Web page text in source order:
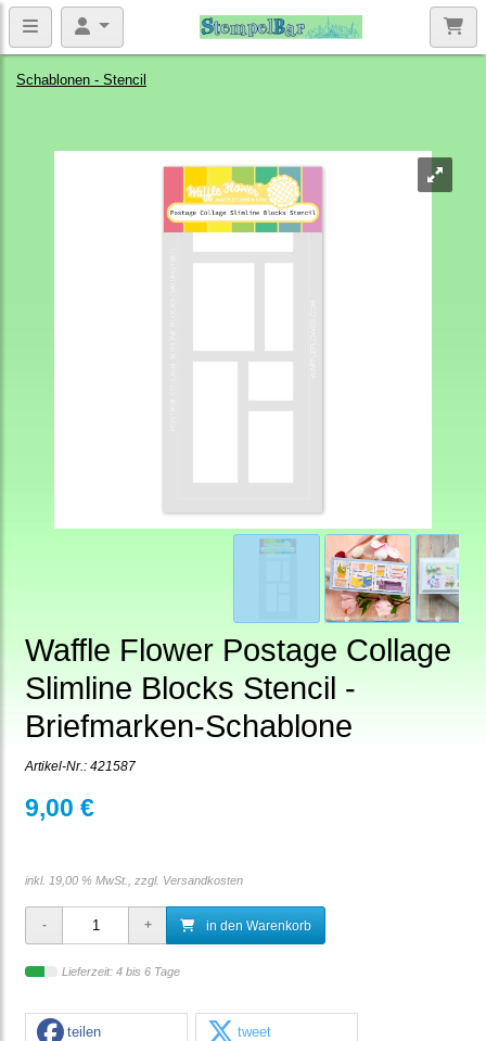
Schablonen - Stencil
Waffle Flower Postage Collage
Slimline Blocks Stencil -
Briefmarken-Schablone
Artikel-Nr.: 421587
9,00 €
inkl. 19,00 % MwSt., zzgl. Versandkosten
in den Warenkorb
Lieferzeit: 4 bis 6 Tage
teilen tweet